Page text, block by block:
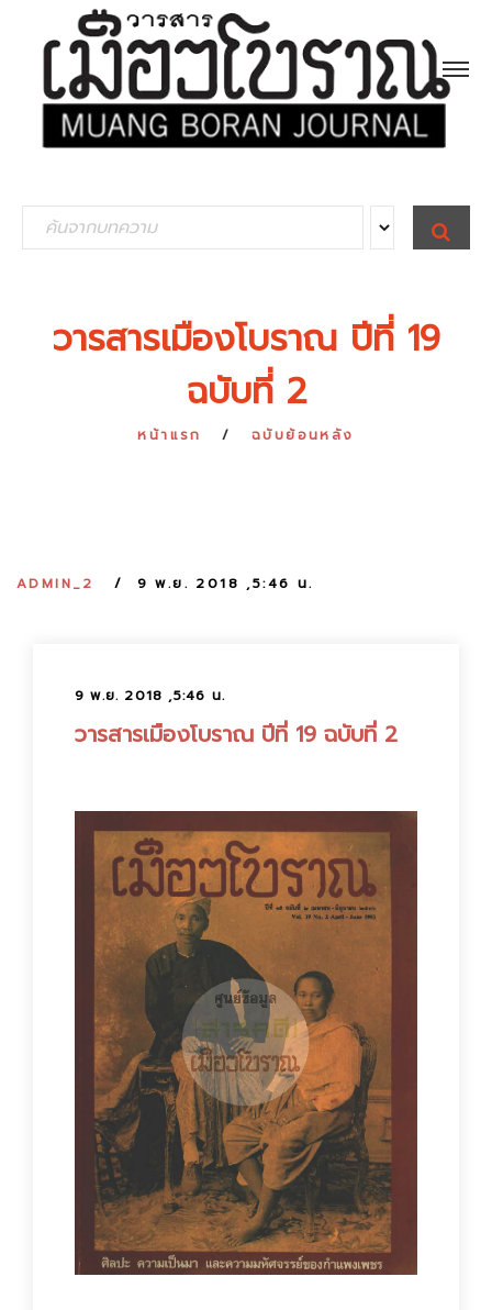
e
S
E
A
วารสารเมืองโบราณ ปีที่ 19
ฉบับที่ 2
หน้าแรก ฉบับย้อนหลัง
ADMIN_2 9 พ.ย. 2018 ,5:46 น.
9 พ.ย. 2018 ,5:46 น.
วารสารเมืองโบราณ ปีที่ 19 ฉบับที่ 2